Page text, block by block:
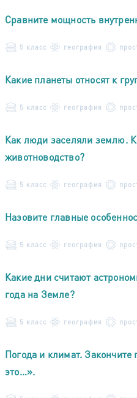
Сравните мощность
5 класс география
Какие планеты относят к
5 класс география
Как люди заселяли землю.
животноводство?
5 класс география
Назовите главные
5 класс география
Какие дни считают
года на Земле?
5 класс география
Погода и климат.
это…».